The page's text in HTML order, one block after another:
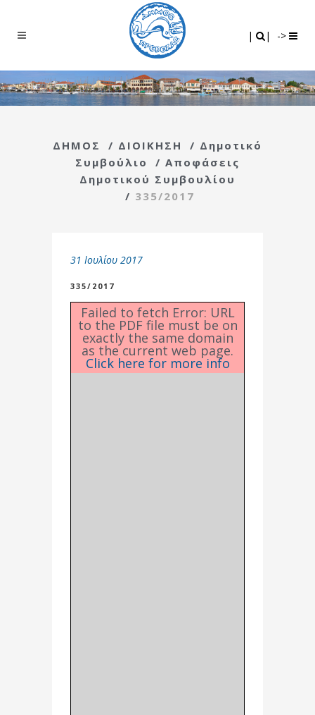
| | ->
ΔΗΜΟΣ / ΔΙΟΙΚΗΣΗ / Δημοτικό
Συμβούλιο
/ Αποφάσεις
Δημοτικού Συμβουλίου
/ 335/2017
31 Ιουλίου 2017
335/2017
Failed to fetch Error: URL
to the PDF file must be on
exactly the same domain
as the current web page.
Click here for more info